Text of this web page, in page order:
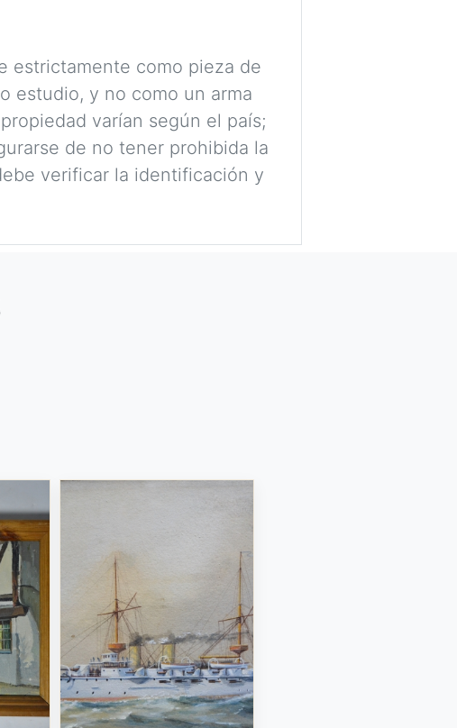
estrictamente como pieza de
estudio, y no como un arma
varían según el país;
de no tener prohibida la
verificar la identificación y